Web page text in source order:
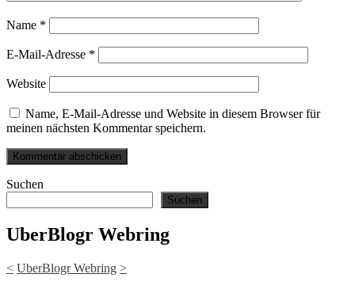
Name *
E-Mail-Adresse *
Website
Name, E-Mail-Adresse und Website in diesem Browser für
meinen nächsten Kommentar speichern.
Suchen
Suchen
UberBlogr Webring
< UberBlogr Webring >